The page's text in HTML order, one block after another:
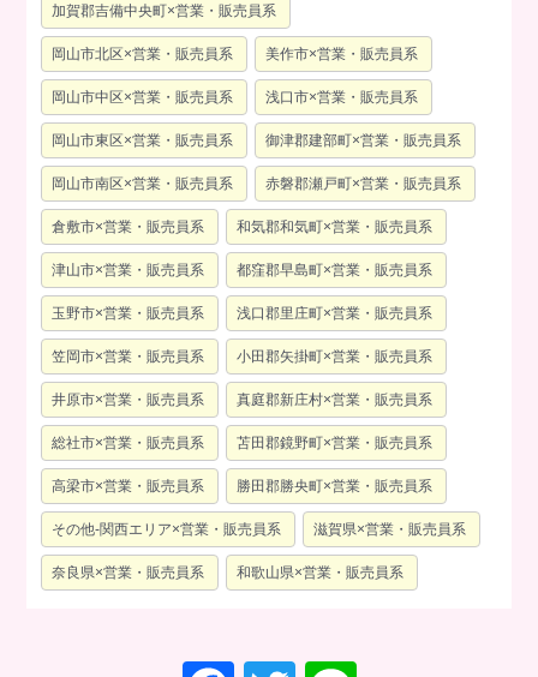
加賀郡吉備中央町×営業・販売員系
岡山市北区×営業・販売員系 美作市×営業・販売員系
岡山市中区×営業・販売員系 浅口市×営業・販売員系
岡山市東区×営業・販売員系 御津郡建部町×営業・販売員系
岡山市南区×営業・販売員系 赤磐郡瀬戸町×営業・販売員系
倉敷市×営業・販売員系 和気郡和気町×営業・販売員系
津山市×営業・販売員系 都窪郡早島町×営業・販売員系
玉野市×営業・販売員系 浅口郡里庄町×営業・販売員系
笠岡市×営業・販売員系 小田郡矢掛町×営業・販売員系
井原市×営業・販売員系 真庭郡新庄村×営業・販売員系
総社市×営業・販売員系 苫田郡鏡野町×営業・販売員系
高梁市×営業・販売員系 勝田郡勝央町×営業・販売員系
その他-関西エリア×営業・販売員系 滋賀県×営業・販売員系
奈良県×営業・販売員系 和歌山県×営業・販売員系